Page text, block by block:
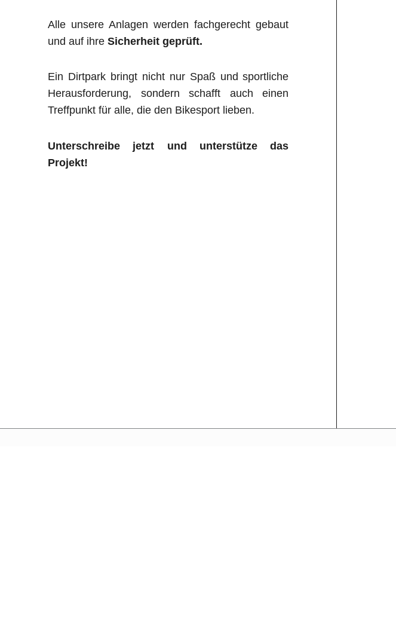
Alle unsere Anlagen werden fachgerecht gebaut
und auf ihre Sicherheit geprüft.
Ein Dirtpark bringt nicht nur Spaß und sportliche
Herausforderung, sondern schafft auch einen
Treffpunkt für alle, die den Bikesport lieben.
Unterschreibe jetzt und unterstütze das
Projekt!